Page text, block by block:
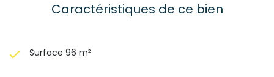
Caractéristiques de ce bien
Surface 96 m²